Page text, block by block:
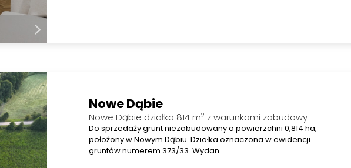
Nowe Dąbie
Nowe Dąbie działka 814 m2 z warunkami zabudowy
Do sprzedaży grunt niezabudowany o powierzchni 0,814 ha,
położony w Nowym Dąbiu. Działka oznaczona w ewidencji
gruntów numerem 373/33. Wydan…